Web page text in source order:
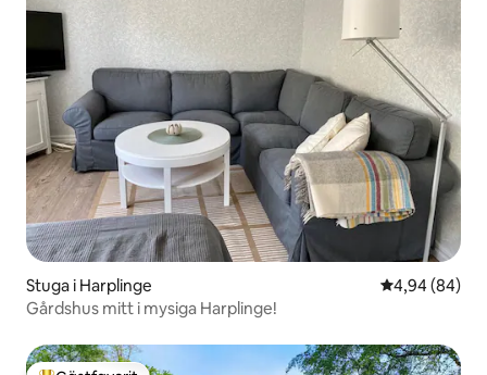
Stuga i Harplinge 4,94 av 5 i
4,94 (84)
Gårdshus mitt i mysiga Harplinge!